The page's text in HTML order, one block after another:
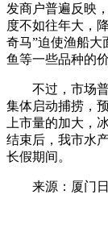
发商户普遍反映
度不如往年大，
奇马”迫使渔船大
鱼等一些品种的
不过，市场普
集体启动捕捞，
上市量的加大，
结束后，我市水
长假期间。
来源：厦门